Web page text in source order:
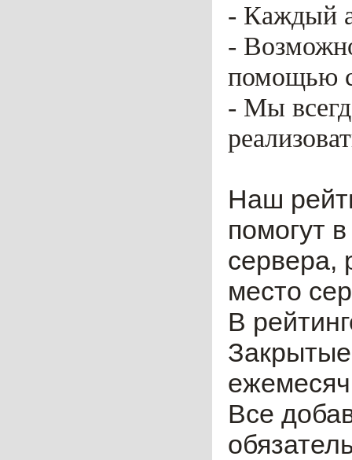
- Каждый
-
помощью
- Мы
Наш
помогут
сервера,
место
В
Все